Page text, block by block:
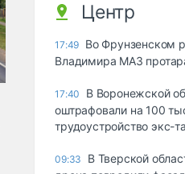
Центр
17:49 Во Фрунзенском
Владимира МАЗ
17:40
В Воронежской
оштрафовали на 100
трудоустройство экс-
09:33
В Тверской